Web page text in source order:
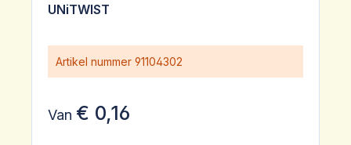
UNiTWIST
Artikel nummer 91104302
Van € 0,16